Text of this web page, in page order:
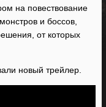
на повествование
и боссов,
от которых
новый трейлер.